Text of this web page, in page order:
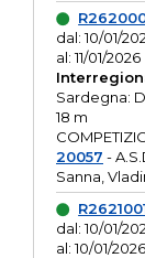
dal: 10/01/
al: 11/01/2026
Sardegna:
18 m
20057 -
Sanna,
dal: 10/01/
al: 10/01/2026